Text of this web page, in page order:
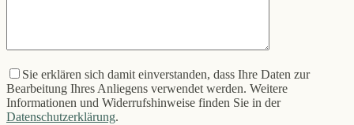
Sie erklären sich damit einverstanden, dass Ihre Daten zur
Bearbeitung Ihres Anliegens verwendet werden. Weitere
Informationen und Widerrufshinweise finden Sie in der
Datenschutzerklärung.